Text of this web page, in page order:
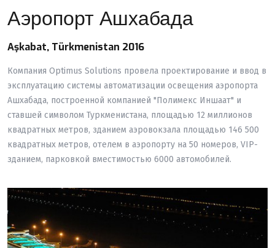
Аэропорт Ашхабада
Aşkabat, Türkmenistan 2016
Компания Optimus Solutions провела проектирование и ввод в
эксплуатацию системы автоматизации освещения аэропорта
Ашхабада, построенной компанией "Полимекс Иншаат" и
ставшей символом Туркменистана, площадью 12 миллионов
квадратных метров, зданием аэровокзала площадью 146 500
квадратных метров, отелем в аэропорту на 50 номеров, VIP-
зданием, парковкой вместимостью 6000 автомобилей.